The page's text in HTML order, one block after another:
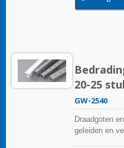
20-25
GW-2540
Draadgoten
geleiden en